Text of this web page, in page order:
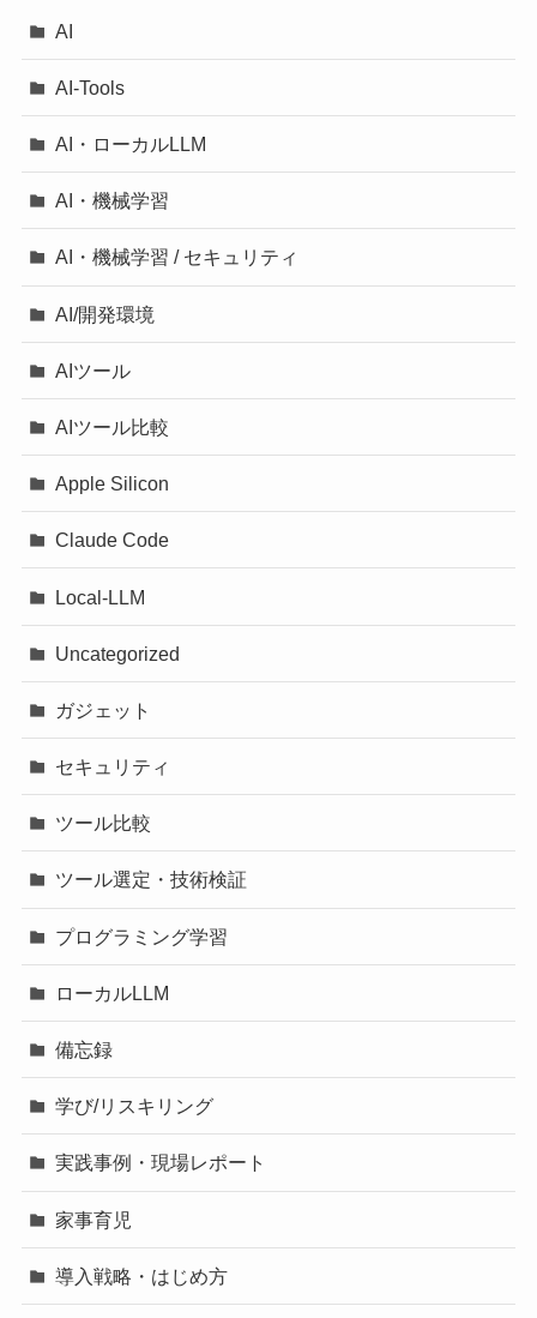
AI
AI-Tools
AI・ローカルLLM
AI・機械学習
AI・機械学習 / セキュリティ
AI/開発環境
AIツール
AIツール比較
Apple Silicon
Claude Code
Local-LLM
Uncategorized
ガジェット
セキュリティ
ツール比較
ツール選定・技術検証
プログラミング学習
ローカルLLM
備忘録
学び/リスキリング
実践事例・現場レポート
家事育児
導入戦略・はじめ方